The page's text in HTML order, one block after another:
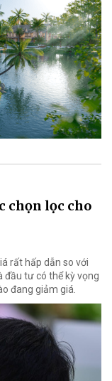
chọn lọc cho
rất hấp dẫn so với
đầu tư có thể kỳ vọng
đang giảm giá.